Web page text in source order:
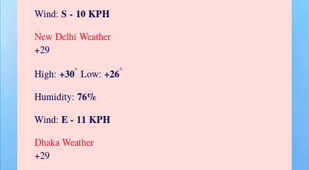
Wind: S - 10 KPH
New Delhi Weather
+29
High: +30° Low: +26°
Humidity: 76%
Wind: E - 11 KPH
Dhaka Weather
+29